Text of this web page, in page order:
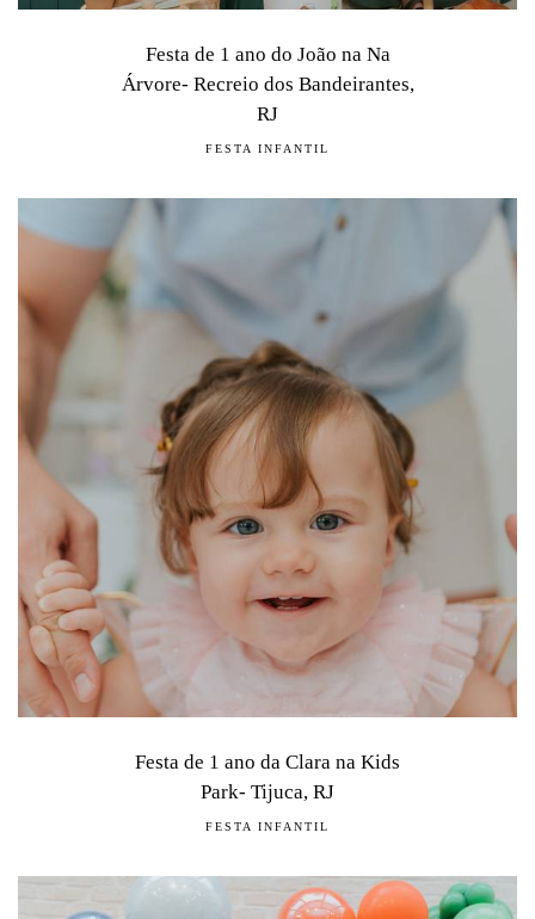
Festa de 1 ano do João na Na
Árvore- Recreio dos Bandeirantes,
RJ
FESTA INFANTIL
Festa de 1 ano da Clara na Kids
Park- Tijuca, RJ
FESTA INFANTIL